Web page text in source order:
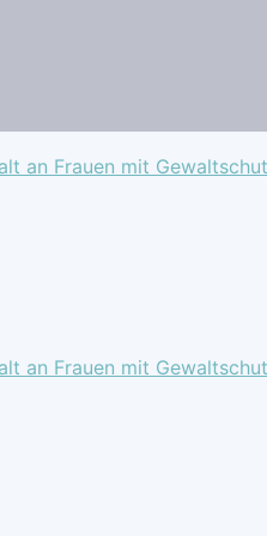
an Frauen mit
an Frauen mit